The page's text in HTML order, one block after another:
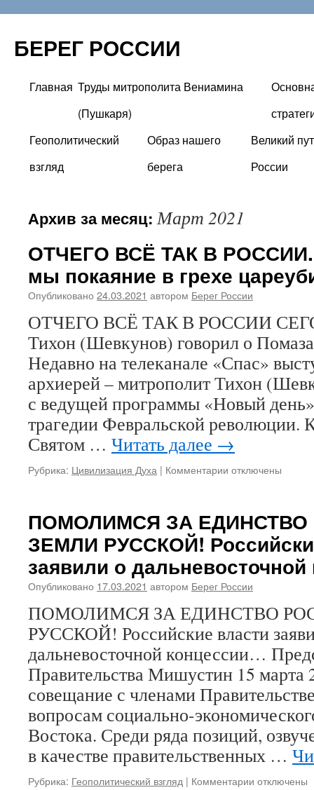
БЕРЕГ РОССИИ
Перейти
содержимому
Главная Труды митрополита Вениамина
(Пушкаря)
Геополитический
взгляд
Образ нашего
берега
Великий
России
Архив за месяц:Март 2021
ОТЧЕГО ВСЁ ТАК В
мы покаяние в грехе
Опубликовано 24.03.2021 автором Берег России
ОТЧЕГО ВСЁ ТАК В РОССИИ
Тихон (Шевкунов) говорил о
Недавно на телеканале «Спас»
архиерей – митрополит Тихон
с ведущей программы «Новый
трагедии Февральской революции.
Святом … Читать далее →
Рубрика: Цивилизация Духа | Комментарии к
ТАК
В
РОССИИ.
Принесем
мы
покаяние
в
грехе
цареубийства…
отключены
ПОМОЛИМСЯ ЗА
ЗЕМЛИ РУССКОЙ!
заявили о
Опубликовано 17.03.2021 автором Берег России
ПОМОЛИМСЯ ЗА ЕДИНСТВО
РУССКОЙ! Российские власти
дальневосточной концессии…
Правительства Мишустин 15 марта
совещание с членами
вопросам социально-
Востока. Среди ряда позиций,
в качестве правительственных …
Рубрика: Геополитический взгляд | Комментарии котключены